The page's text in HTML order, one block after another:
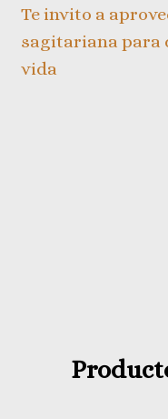
Te invito a
sagitariana para
vida